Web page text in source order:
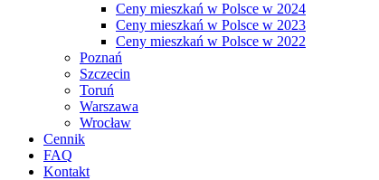
Ceny mieszkań w Polsce w 2024
Ceny mieszkań w Polsce w 2023
Ceny mieszkań w Polsce w 2022
Poznań
Szczecin
Toruń
Warszawa
Wrocław
Cennik
FAQ
Kontakt